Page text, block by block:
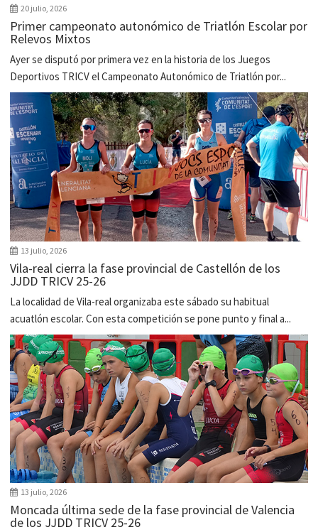
20 julio, 2026
Primer campeonato autonómico de Triatlón Escolar por
Relevos Mixtos
Ayer se disputó por primera vez en la historia de los Juegos
Deportivos TRICV el Campeonato Autonómico de Triatlón por...
13 julio, 2026
Vila-real cierra la fase provincial de Castellón de los
JJDD TRICV 25-26
La localidad de Vila-real organizaba este sábado su habitual
acuatlón escolar. Con esta competición se pone punto y final a...
13 julio, 2026
Moncada última sede de la fase provincial de Valencia
de los JJDD TRICV 25-26